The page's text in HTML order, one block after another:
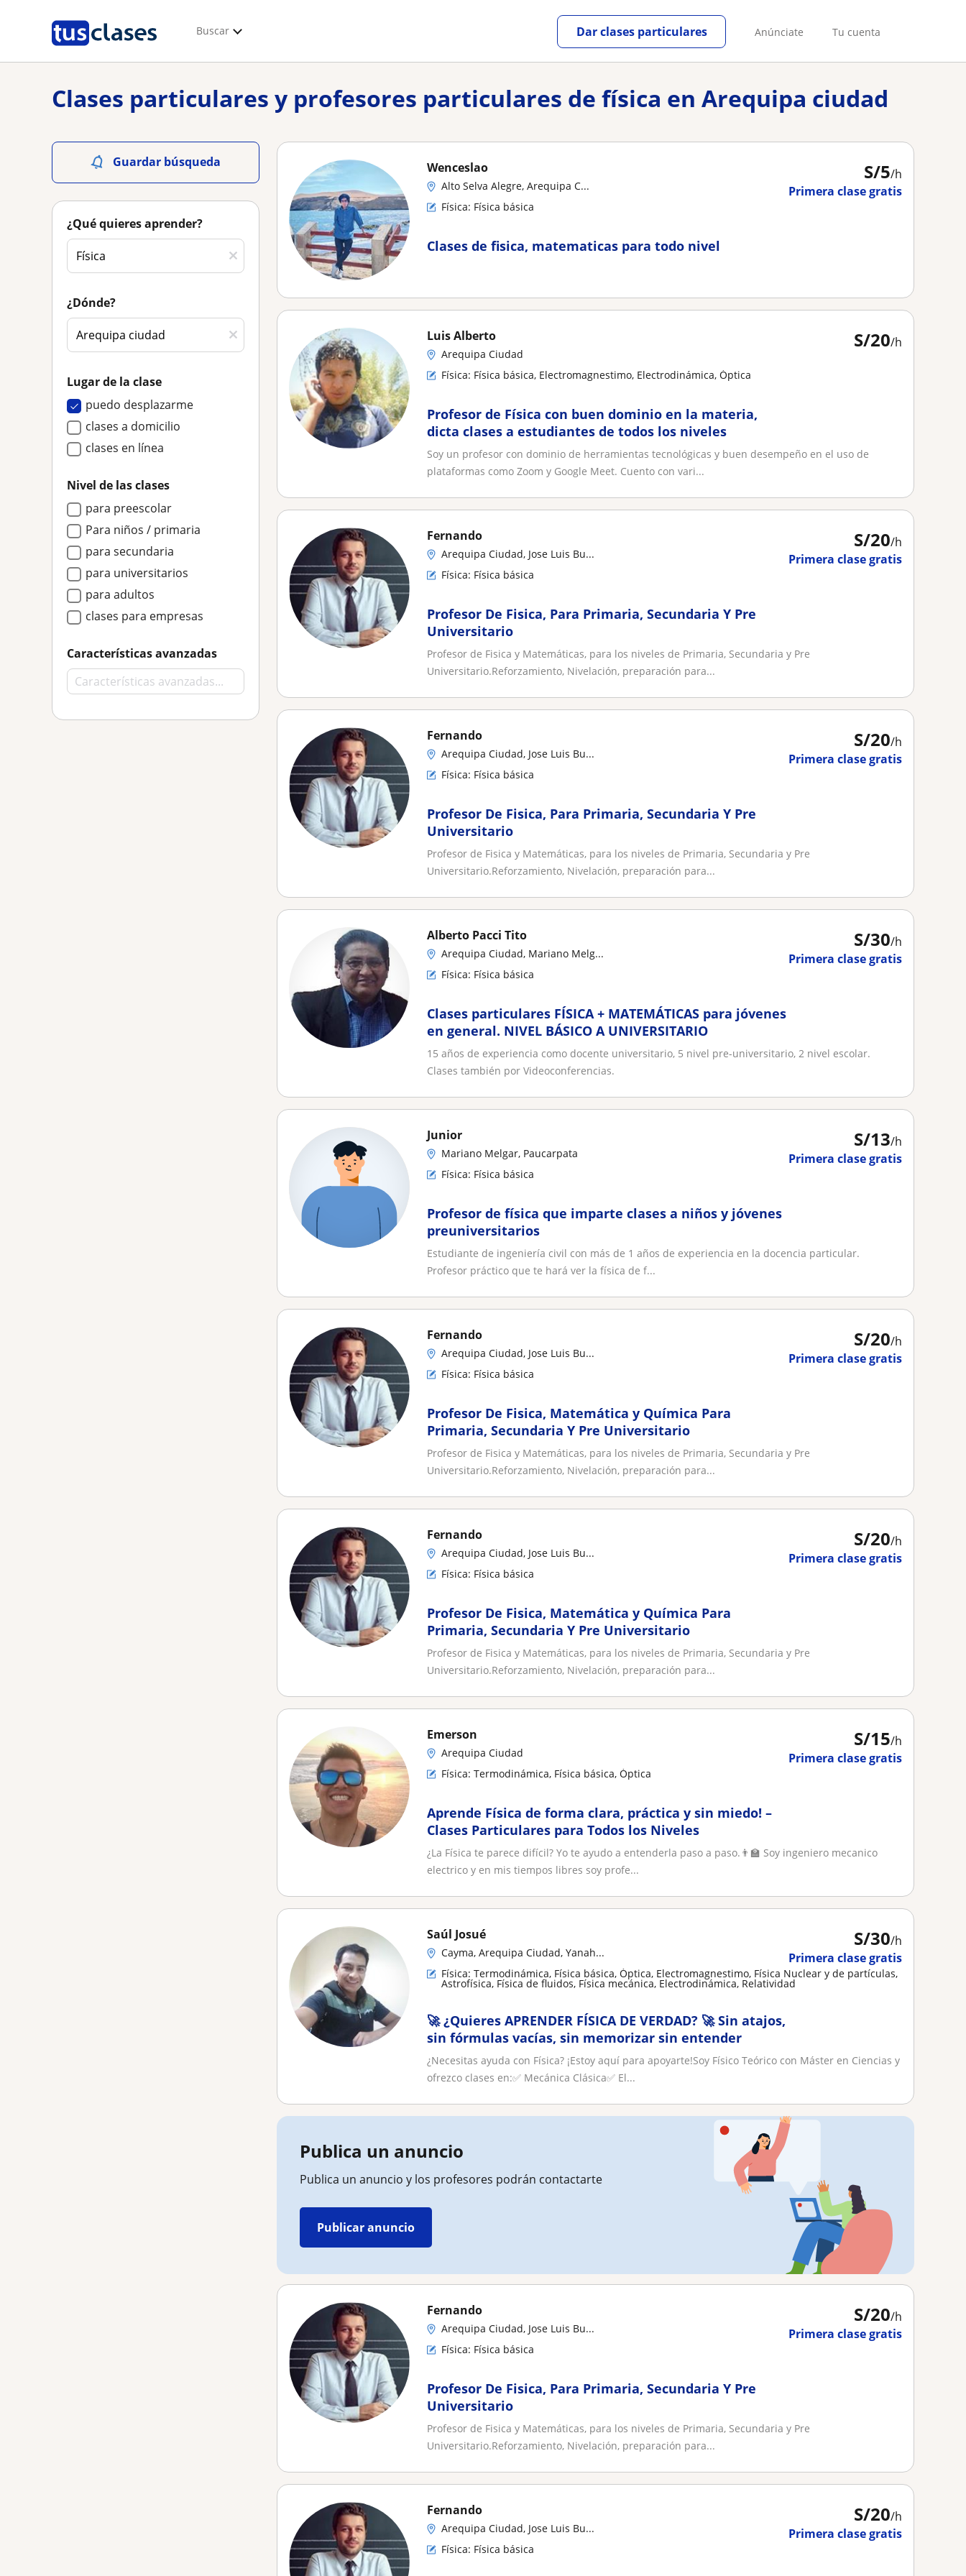
Buscar Anúnciate Tu cuenta
Dar clases particulares
Clases particulares y profesores particulares de física en Arequipa ciudad
Guardar búsqueda
¿Qué quieres aprender?
¿Dónde?
Lugar de la clase
puedo desplazarme
clases a domicilio
clases en línea
Nivel de las clases
para preescolar
Para niños / primaria
para secundaria
para universitarios
para adultos
clases para empresas
Características avanzadas
S/5/h
Primera clase gratis
Wenceslao
Alto Selva Alegre, Arequipa C...
Física: Física básica
Clases de fisica, matematicas para todo nivel
S/20/h
Luis Alberto
Arequipa Ciudad
Física: Física básica, Electromagnestimo, Electrodinámica, Óptica
Profesor de Física con buen dominio en la materia,
dicta clases a estudiantes de todos los niveles
Soy un profesor con dominio de herramientas tecnológicas y buen desempeño en el uso de
plataformas como Zoom y Google Meet. Cuento con vari...
S/20/h
Primera clase gratis
Fernando
Arequipa Ciudad, Jose Luis Bu...
Física: Física básica
Profesor De Fisica, Para Primaria, Secundaria Y Pre
Universitario
Profesor de Fisica y Matemáticas, para los niveles de Primaria, Secundaria y Pre
Universitario.Reforzamiento, Nivelación, preparación para...
S/20/h
Primera clase gratis
Fernando
Arequipa Ciudad, Jose Luis Bu...
Física: Física básica
Profesor De Fisica, Para Primaria, Secundaria Y Pre
Universitario
Profesor de Fisica y Matemáticas, para los niveles de Primaria, Secundaria y Pre
Universitario.Reforzamiento, Nivelación, preparación para...
S/30/h
Primera clase gratis
Alberto Pacci Tito
Arequipa Ciudad, Mariano Melg...
Física: Física básica
Clases particulares FÍSICA + MATEMÁTICAS para jóvenes
en general. NIVEL BÁSICO A UNIVERSITARIO
15 años de experiencia como docente universitario, 5 nivel pre-universitario, 2 nivel escolar.
Clases también por Videoconferencias.
S/13/h
Primera clase gratis
Junior
Mariano Melgar, Paucarpata
Física: Física básica
Profesor de física que imparte clases a niños y jóvenes
preuniversitarios
Estudiante de ingeniería civil con más de 1 años de experiencia en la docencia particular.
Profesor práctico que te hará ver la física de f...
S/20/h
Primera clase gratis
Fernando
Arequipa Ciudad, Jose Luis Bu...
Física: Física básica
Profesor De Fisica, Matemática y Química Para
Primaria, Secundaria Y Pre Universitario
Profesor de Fisica y Matemáticas, para los niveles de Primaria, Secundaria y Pre
Universitario.Reforzamiento, Nivelación, preparación para...
S/20/h
Primera clase gratis
Fernando
Arequipa Ciudad, Jose Luis Bu...
Física: Física básica
Profesor De Fisica, Matemática y Química Para
Primaria, Secundaria Y Pre Universitario
Profesor de Fisica y Matemáticas, para los niveles de Primaria, Secundaria y Pre
Universitario.Reforzamiento, Nivelación, preparación para...
S/15/h
Primera clase gratis
Emerson
Arequipa Ciudad
Física: Termodinámica, Física básica, Óptica
Aprende Física de forma clara, práctica y sin miedo! –
Clases Particulares para Todos los Niveles
¿La Física te parece difícil? Yo te ayudo a entenderla paso a paso.👨‍🏫 Soy ingeniero mecanico
electrico y en mis tiempos libres soy profe...
S/30/h
Primera clase gratis
Saúl Josué
Cayma, Arequipa Ciudad, Yanah...
Física: Termodinámica, Física básica, Óptica, Electromagnestimo, Física Nuclear y de partículas,
Astrofísica, Física de fluidos, Física mecánica, Electrodinámica, Relatividad
🚀 ¿Quieres APRENDER FÍSICA DE VERDAD? 🚀 Sin atajos,
sin fórmulas vacías, sin memorizar sin entender
¿Necesitas ayuda con Física? ¡Estoy aquí para apoyarte!Soy Físico Teórico con Máster en Ciencias y
ofrezco clases en:✅ Mecánica Clásica✅ El...
Publica un anuncio
Publica un anuncio y los profesores podrán contactarte
Publicar anuncio
S/20/h
Primera clase gratis
Fernando
Arequipa Ciudad, Jose Luis Bu...
Física: Física básica
Profesor De Fisica, Para Primaria, Secundaria Y Pre
Universitario
Profesor de Fisica y Matemáticas, para los niveles de Primaria, Secundaria y Pre
Universitario.Reforzamiento, Nivelación, preparación para...
S/20/h
Primera clase gratis
Fernando
Arequipa Ciudad, Jose Luis Bu...
Física: Física básica